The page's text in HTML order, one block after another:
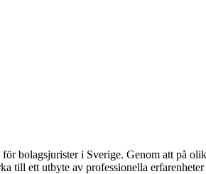
bolagsjurister i Sverige. Genom att på
till ett utbyte av professionella